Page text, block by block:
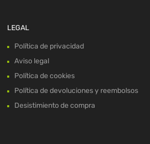
LEGAL
Política de privacidad
Aviso legal
Política de cookies
Política de devoluciones y reembolsos
Desistimiento de compra